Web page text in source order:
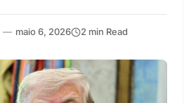
— maio 6, 2026 2 min Read